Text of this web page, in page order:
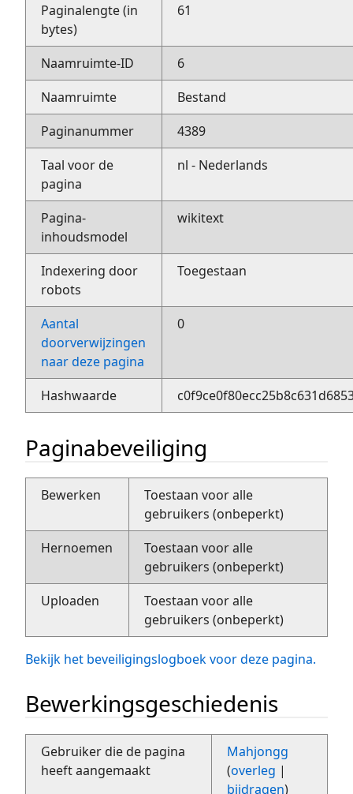
Paginalengte (in
bytes)
61
Naamruimte-ID
6
Naamruimte
Bestand
Paginanummer
4389
Taal voor de
pagina
nl - Nederlands
Pagina-
inhoudsmodel
wikitext
Indexering door
robots
Toegestaan
Aantal
doorverwijzingen
naar deze pagina
0
Hashwaarde
Paginabeveiliging
Bewerken
Toestaan voor alle
gebruikers (onbeperkt)
Hernoemen
Toestaan voor alle
gebruikers (onbeperkt)
Uploaden
Toestaan voor alle
gebruikers (onbeperkt)
Bekijk het beveiligingslogboek voor deze pagina.
Bewerkingsgeschiedenis
Gebruiker die de pagina
heeft aangemaakt
Mahjongg
(overleg |
bijdragen)